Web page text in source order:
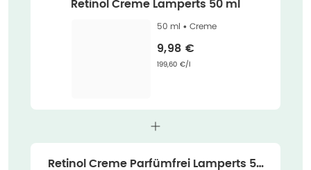
Retinol Creme Lamperts 50 ml
50 ml • Creme
Verkaufspreis
9,98 €
Grundpreis
199,60 €/l
Retinol Creme Parfümfrei Lamperts 50